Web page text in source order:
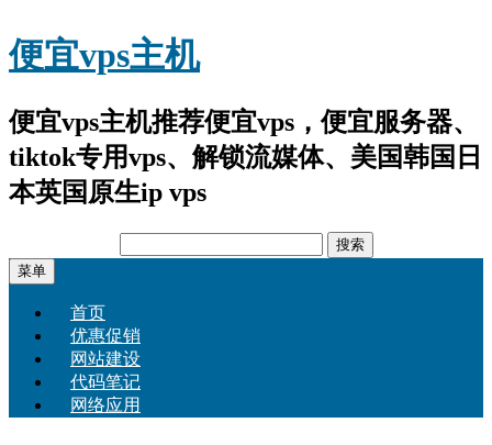
便宜vps主机
便宜vps主机推荐便宜vps，便宜服务器、
tiktok专用vps、解锁流媒体、美国韩国日
本英国原生ip vps
索：
菜单
首页
优惠促销
网站建设
代码笔记
网络应用